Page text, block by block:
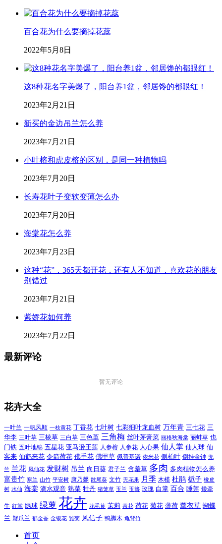
百合花为什么要摘掉花蕊
2022年5月8日
这8种花名字美爆了，阳台养1盆，邻居馋的都眼红！
2023年2月21日
新买的金边吊兰怎么养
2023年7月21日
小叶榕和虎皮榕的区别，是同一种植物吗
2023年7月20日
长寿花叶子变软变薄怎么办
2023年7月20日
海棠花怎么养
2023年7月23日
这种“花”，365天都开花，还有人不知道，喜欢花的朋友
别错过
2023年7月21日
紫娇花如何养
2023年7月22日
最新评论
暂无评论
花卉大全
一叶兰 一帆风顺 一枝黄花 丁香花 七叶树 七彩细叶龙血树 万年青 三七花 三
华李 三叶草 三棱草 三白草 三色堇 三角梅 丝叶茅膏菜 丽格秋海棠 丽蚌草 也
门铁 五叶地锦 五星花 亚马逊王莲 人参榕 人参花 人心果 仙人掌 仙人球 仙
客来 仙鹤来花 令箭荷花 佛手花 佛甲草 佩普基诺 依米花 侧柏叶 倒挂金钟 兜
兰 兰花 凤仙花 发财树 吊兰 向日葵 君子兰 含羞草 多肉 多肉植物怎么养
富贵竹 寒兰 山竹 平安树 康乃馨 散尾葵 文竹 无花果 月季 木槿 杜鹃 栀子 橡皮
树 水仙 海棠 滴水观音 熟菜 牡丹 猪笼草 玉兰 玉簪 玫瑰 白掌 百合 睡莲 矮牵
牛 红掌 绣球 绿萝 花卉 花毛茛 茉莉 茶花 荷花 菊花 薄荷 薰衣草 蝴蝶
兰 蟹爪兰 郁金香 金银花 雏菊 风信子 鸭脚木 龟背竹
首页